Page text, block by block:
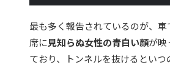
最も多く報告されているのが、
席に見知らぬ女性の青白い顔が映
ており、トンネルを抜けるといつ